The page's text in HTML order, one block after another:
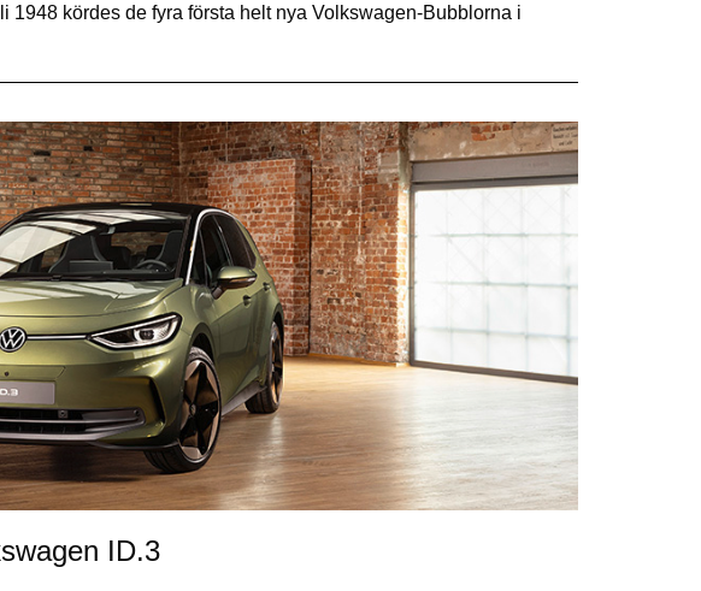
1948 kördes de fyra första helt nya Volkswagen-Bubblorna i
ID.3